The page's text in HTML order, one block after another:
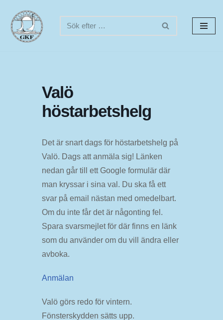
Hoppa
till
Valö
höstarbetshelg
Det är snart dags för höstarbetshelg på
Valö. Dags att anmäla sig! Länken
nedan går till ett Google formulär där
man kryssar i sina val. Du ska få ett
svar på email nästan med omedelbart.
Om du inte får det är någonting fel.
Spara svarsmejlet för där finns en länk
som du använder om du vill ändra eller
avboka.
Anmälan
Valö görs redo för vintern.
Fönsterskydden sätts upp.